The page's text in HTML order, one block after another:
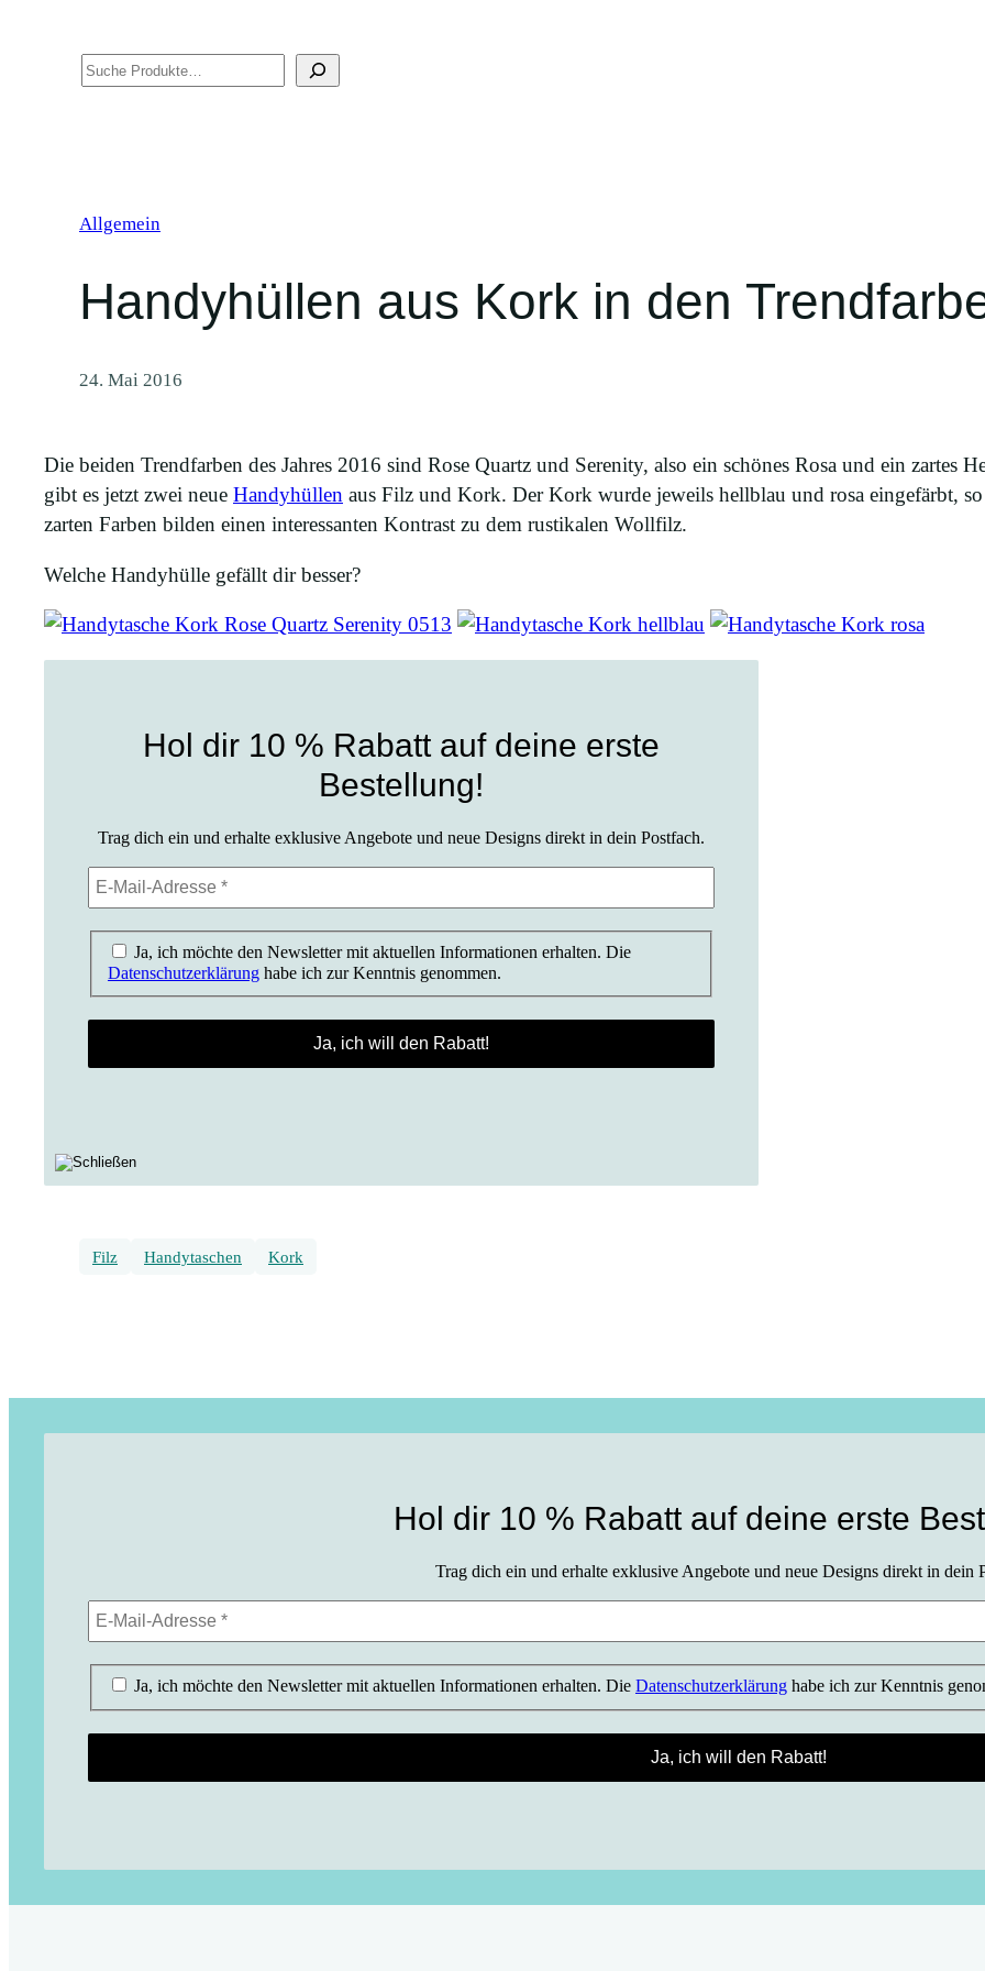
Allgemein
Handyhüllen aus Kork in den
24. Mai 2016
Die beiden Trendfarben des Jahres 2016 sind Rose Quartz und Serenity, also ein schönes Rosa und ein zartes
gibt es jetzt zwei neue Handyhüllen aus Filz und Kork. Der Kork wurde jeweils hellblau und rosa eingefärbt,
zarten Farben bilden einen interessanten Kontrast zu dem rustikalen Wollfilz.
Welche Handyhülle gefällt dir besser?
Hol dir 10 % Rabatt auf deine erste
Bestellung!
Trag dich ein und erhalte exklusive Angebote und neue Designs direkt in dein Postfach.
Ja, ich möchte den Newsletter mit aktuellen Informationen erhalten. Die
Datenschutzerklärunghabe ich zur Kenntnis genommen.
Filz Handytaschen Kork
Hol dir 10 % Rabatt auf deine erste
Trag dich ein und erhalte exklusive Angebote und neue Designs direkt in dein
Ja, ich möchte den Newsletter mit aktuellen Informationen erhalten. Die Datenschutzerklärunghabe ich zur Kenntnis